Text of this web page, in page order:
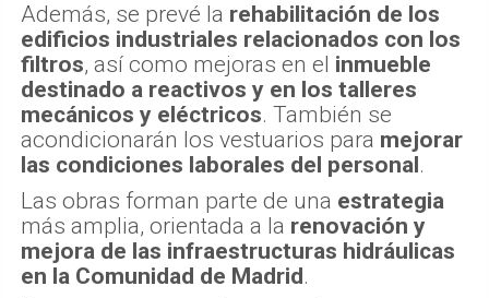
Además, se prevé la rehabilitación de los
edificios industriales relacionados con los
filtros, así como mejoras en el inmueble
destinado a reactivos y en los talleres
mecánicos y eléctricos. También se
acondicionarán los vestuarios para mejorar
las condiciones laborales del personal.
Las obras forman parte de una estrategia
más amplia, orientada a la renovación y
mejora de las infraestructuras hidráulicas
en la Comunidad de Madrid.